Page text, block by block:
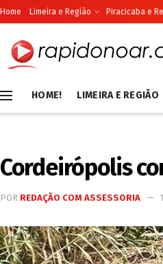
Home Limeira e Região Piracicaba e
HOME! LIMEIRA E REGIÃO
Cordeirópolis
POR REDAÇÃO COM ASSESSORIA